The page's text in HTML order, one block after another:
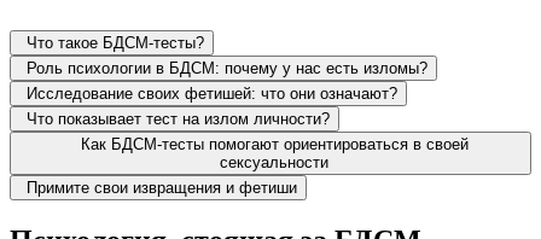
Что такое БДСМ-тесты?
Роль психологии в БДСМ: почему у нас есть изломы?
Исследование своих фетишей: что они означают?
Что показывает тест на излом личности?
Как БДСМ-тесты помогают ориентироваться в своей
сексуальности
Примите свои извращения и фетиши